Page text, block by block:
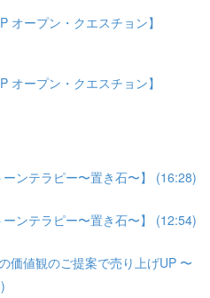
オープン・クエスチョン】
オープン・クエスチョン】
ンテラピー〜置き石〜】 (16:28)
ンテラピー〜置き石〜】 (12:54)
価値観のご提案で売り上げUP 〜